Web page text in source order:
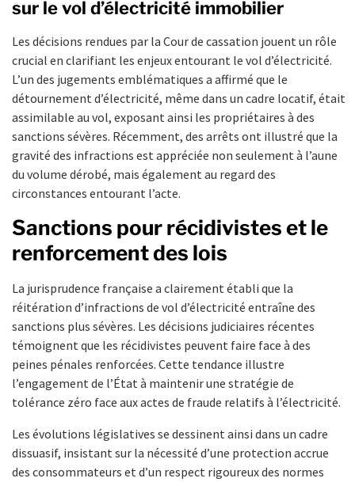
sur le vol d’électricité immobilier
Les décisions rendues par la Cour de cassation jouent un rôle
crucial en clarifiant les enjeux entourant le vol d’électricité.
L’un des jugements emblématiques a affirmé que le
détournement d’électricité, même dans un cadre locatif, était
assimilable au vol, exposant ainsi les propriétaires à des
sanctions sévères. Récemment, des arrêts ont illustré que la
gravité des infractions est appréciée non seulement à l’aune
du volume dérobé, mais également au regard des
circonstances entourant l’acte.
Sanctions pour récidivistes et le
renforcement des lois
La jurisprudence française a clairement établi que la
réitération d’infractions de vol d’électricité entraîne des
sanctions plus sévères. Les décisions judiciaires récentes
témoignent que les récidivistes peuvent faire face à des
peines pénales renforcées. Cette tendance illustre
l’engagement de l’État à maintenir une stratégie de
tolérance zéro face aux actes de fraude relatifs à l’électricité.
Les évolutions législatives se dessinent ainsi dans un cadre
dissuasif, insistant sur la nécessité d’une protection accrue
des consommateurs et d’un respect rigoureux des normes